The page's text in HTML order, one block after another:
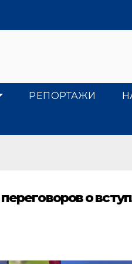
РЕПОРТАЖИ
о